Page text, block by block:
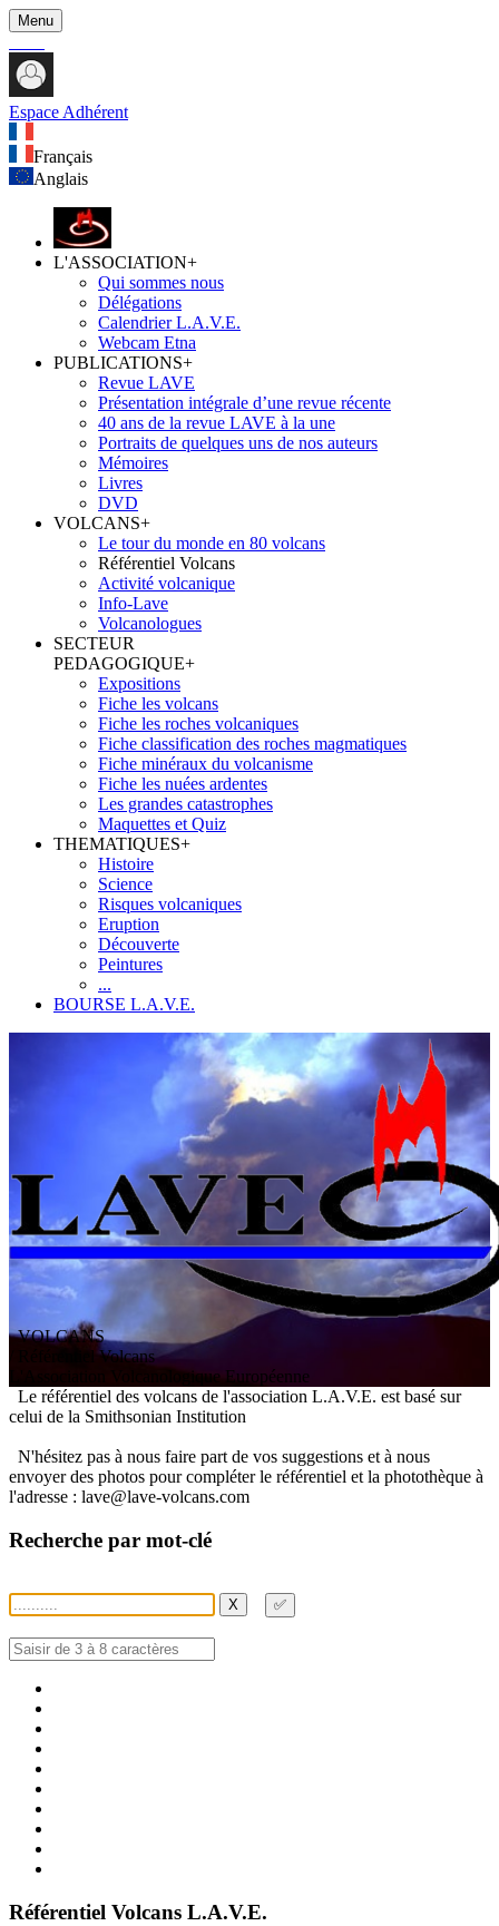
Menu
Espace Adhérent
Français
Anglais
L'ASSOCIATION+
Qui sommes nous
Délégations
Calendrier L.A.V.E.
Webcam Etna
PUBLICATIONS+
Revue LAVE
Présentation intégrale d’une revue récente
40 ans de la revue LAVE à la une
Portraits de quelques uns de nos auteurs
Mémoires
Livres
DVD
VOLCANS+
Le tour du monde en 80 volcans
Référentiel Volcans
Activité volcanique
Info-Lave
Volcanologues
SECTEUR
PEDAGOGIQUE+
Expositions
Fiche les volcans
Fiche les roches volcaniques
Fiche classification des roches magmatiques
Fiche minéraux du volcanisme
Fiche les nuées ardentes
Les grandes catastrophes
Maquettes et Quiz
THEMATIQUES+
Histoire
Science
Risques volcaniques
Eruption
Découverte
Peintures
...
BOURSE L.A.V.E.
VOLCANS
/ Référentiel Volcans
ssociation V olcanologiqueEuropéenne
Le référentiel des volcans de l'association L.A.V.E. est basé sur
celui de la Smithsonian Institution
N'hésitez pas à nous faire part de vos suggestions et à nous
envoyer des photos pour compléter le référentiel et la photothèque à
l'adresse : lave@lave-volcans.com
Recherche par mot-clé
X ✅
Référentiel Volcans L.A.V.E.